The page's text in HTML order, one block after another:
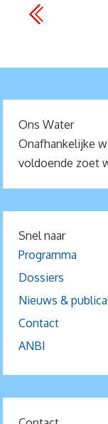
Ons Water
Onafhankelijke
voldoende zoet
Snel naar
Programma
Dossiers
Nieuws &
Contact
ANBI